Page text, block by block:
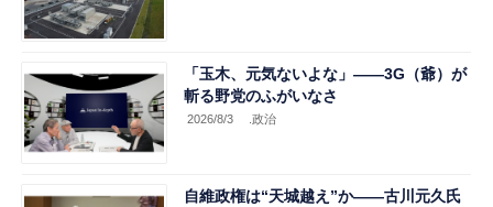
「玉木、元気ないよな」――3G（爺）が
斬る野党のふがいなさ
2026/8/3 .政治
自維政権は“天城越え”か――古川元久氏